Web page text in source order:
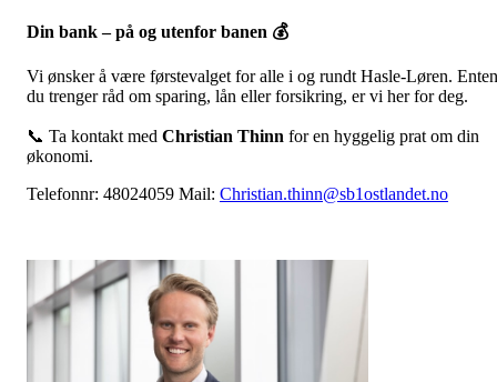
Din bank – på og utenfor banen 💰
Vi ønsker å være førstevalget for alle i og rundt Hasle-Løren. Enten
du trenger råd om sparing, lån eller forsikring, er vi her for deg.
📞 Ta kontakt med Christian Thinn for en hyggelig prat om din
økonomi.
Telefonnr: 48024059 Mail: Christian.thinn@sb1ostlandet.no